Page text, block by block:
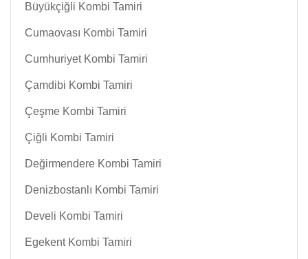
Büyükçiğli Kombi Tamiri
Cumaovası Kombi Tamiri
Cumhuriyet Kombi Tamiri
Çamdibi Kombi Tamiri
Çeşme Kombi Tamiri
Çiğli Kombi Tamiri
Değirmendere Kombi Tamiri
Denizbostanlı Kombi Tamiri
Develi Kombi Tamiri
Egekent Kombi Tamiri